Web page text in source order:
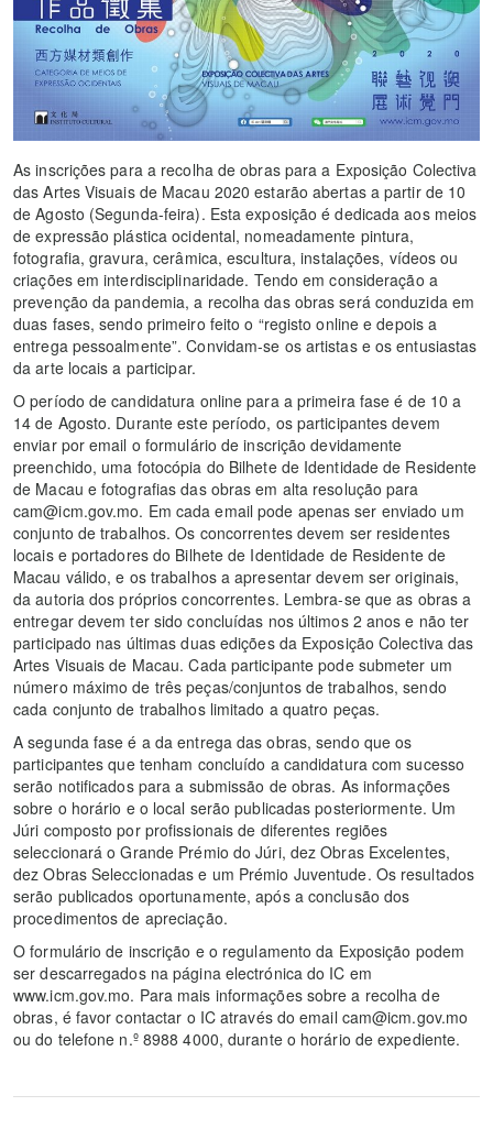
As inscrições para a recolha de obras para a Exposição Colectiva
das Artes Visuais de Macau 2020 estarão abertas a partir de 10
de Agosto (Segunda-feira). Esta exposição é dedicada aos meios
de expressão plástica ocidental, nomeadamente pintura,
fotografia, gravura, cerâmica, escultura, instalações, vídeos ou
criações em interdisciplinaridade. Tendo em consideração a
prevenção da pandemia, a recolha das obras será conduzida em
duas fases, sendo primeiro feito o “registo online e depois a
entrega pessoalmente”. Convidam-se os artistas e os entusiastas
da arte locais a participar.
O período de candidatura online para a primeira fase é de 10 a
14 de Agosto. Durante este período, os participantes devem
enviar por email o formulário de inscrição devidamente
preenchido, uma fotocópia do Bilhete de Identidade de Residente
de Macau e fotografias das obras em alta resolução para
cam@icm.gov.mo. Em cada email pode apenas ser enviado um
conjunto de trabalhos. Os concorrentes devem ser residentes
locais e portadores do Bilhete de Identidade de Residente de
Macau válido, e os trabalhos a apresentar devem ser originais,
da autoria dos próprios concorrentes. Lembra-se que as obras a
entregar devem ter sido concluídas nos últimos 2 anos e não ter
participado nas últimas duas edições da Exposição Colectiva das
Artes Visuais de Macau. Cada participante pode submeter um
número máximo de três peças/conjuntos de trabalhos, sendo
cada conjunto de trabalhos limitado a quatro peças.
A segunda fase é a da entrega das obras, sendo que os
participantes que tenham concluído a candidatura com sucesso
serão notificados para a submissão de obras. As informações
sobre o horário e o local serão publicadas posteriormente. Um
Júri composto por profissionais de diferentes regiões
seleccionará o Grande Prémio do Júri, dez Obras Excelentes,
dez Obras Seleccionadas e um Prémio Juventude. Os resultados
serão publicados oportunamente, após a conclusão dos
procedimentos de apreciação.
O formulário de inscrição e o regulamento da Exposição podem
ser descarregados na página electrónica do IC em
www.icm.gov.mo. Para mais informações sobre a recolha de
obras, é favor contactar o IC através do email cam@icm.gov.mo
ou do telefone n.º 8988 4000, durante o horário de expediente.